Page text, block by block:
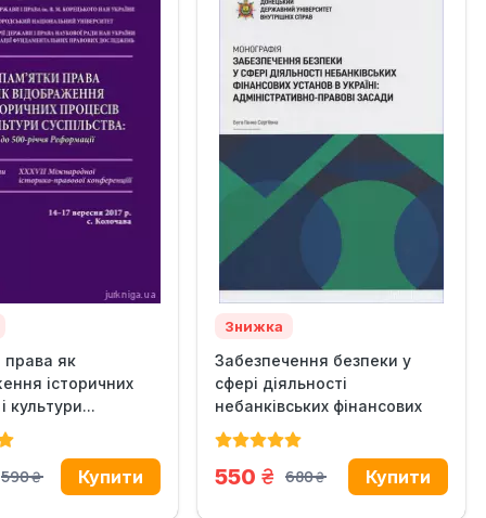
права як
історичних
культури...
590
грн.
Знижка
Забезпечення безпеки у
сфері діяльності
небанківських фінансових
установ...
680
грн.
550 грн.